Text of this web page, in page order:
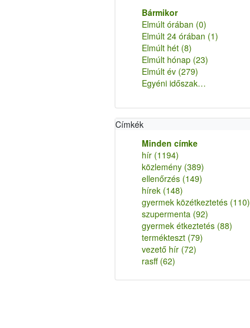
Bármikor
Elmúlt órában (0)
Elmúlt 24 órában (1)
Elmúlt hét (8)
Elmúlt hónap (23)
Elmúlt év (279)
Egyéni időszak…
Címkék
Minden címke
hír (1194)
közlemény (389)
ellenőrzés (149)
hírek (148)
gyermek közétkeztetés (110)
szupermenta (92)
gyermek étkeztetés (88)
termékteszt (79)
vezető hír (72)
rasff (62)